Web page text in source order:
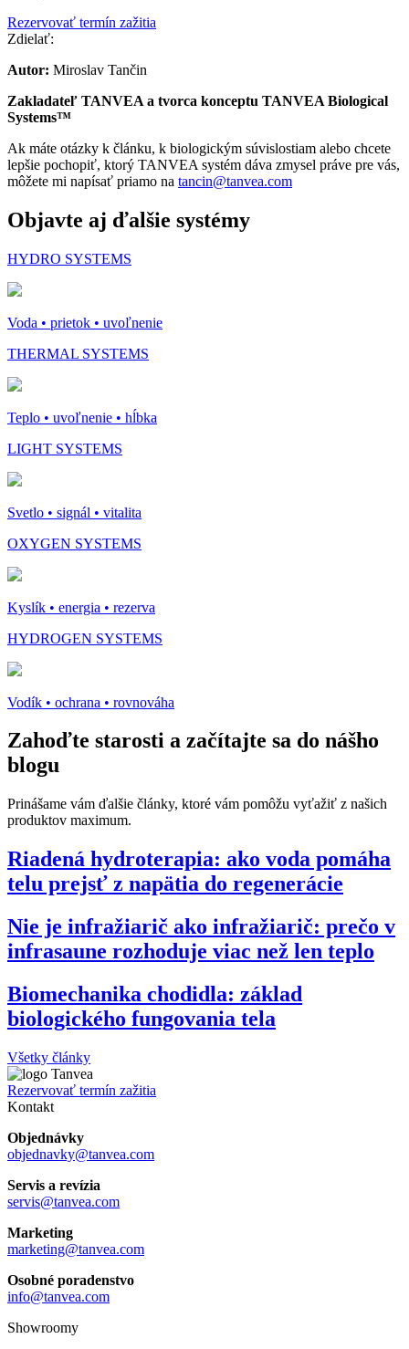
Rezervovať termín zažitia
Zdielať:
Autor: Miroslav Tančin
Zakladateľ TANVEA a tvorca konceptu TANVEA Biological
Systems™
Ak máte otázky k článku, k biologickým súvislostiam alebo chcete
lepšie pochopiť, ktorý TANVEA systém dáva zmysel práve pre vás,
môžete mi napísať priamo na tancin@tanvea.com
Objavte aj ďalšie systémy
HYDRO SYSTEMS
Voda • prietok • uvoľnenie
THERMAL SYSTEMS
Teplo • uvoľnenie • hĺbka
LIGHT SYSTEMS
Svetlo • signál • vitalita
OXYGEN SYSTEMS
Kyslík • energia • rezerva
HYDROGEN SYSTEMS
Vodík • ochrana • rovnováha
Zahoďte starosti a začítajte sa do nášho
blogu
Prinášame vám ďalšie články, ktoré vám pomôžu vyťažiť z našich
produktov maximum.
Riadená hydroterapia: ako voda pomáha
telu prejsť z napätia do regenerácie
Nie je infražiarič ako infražiarič: prečo v
infrasaune rozhoduje viac než len teplo
Biomechanika chodidla: základ
biologického fungovania tela
Všetky články
Rezervovať termín zažitia
Kontakt
Objednávky
objednavky@tanvea.com
Servis a revízia
servis@tanvea.com
Marketing
marketing@tanvea.com
Osobné poradenstvo
info@tanvea.com
Showroomy